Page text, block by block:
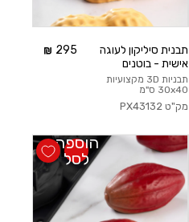
תבנית סיליקון לעוגה
אישית - בוטנים
תבניות 3D מקצועיות
30x40 ס"מ
מק"ט PX43132
295
הוספה
לסל